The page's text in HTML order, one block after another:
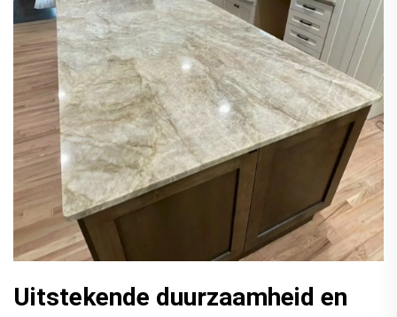
Uitstekende duurzaamheid en